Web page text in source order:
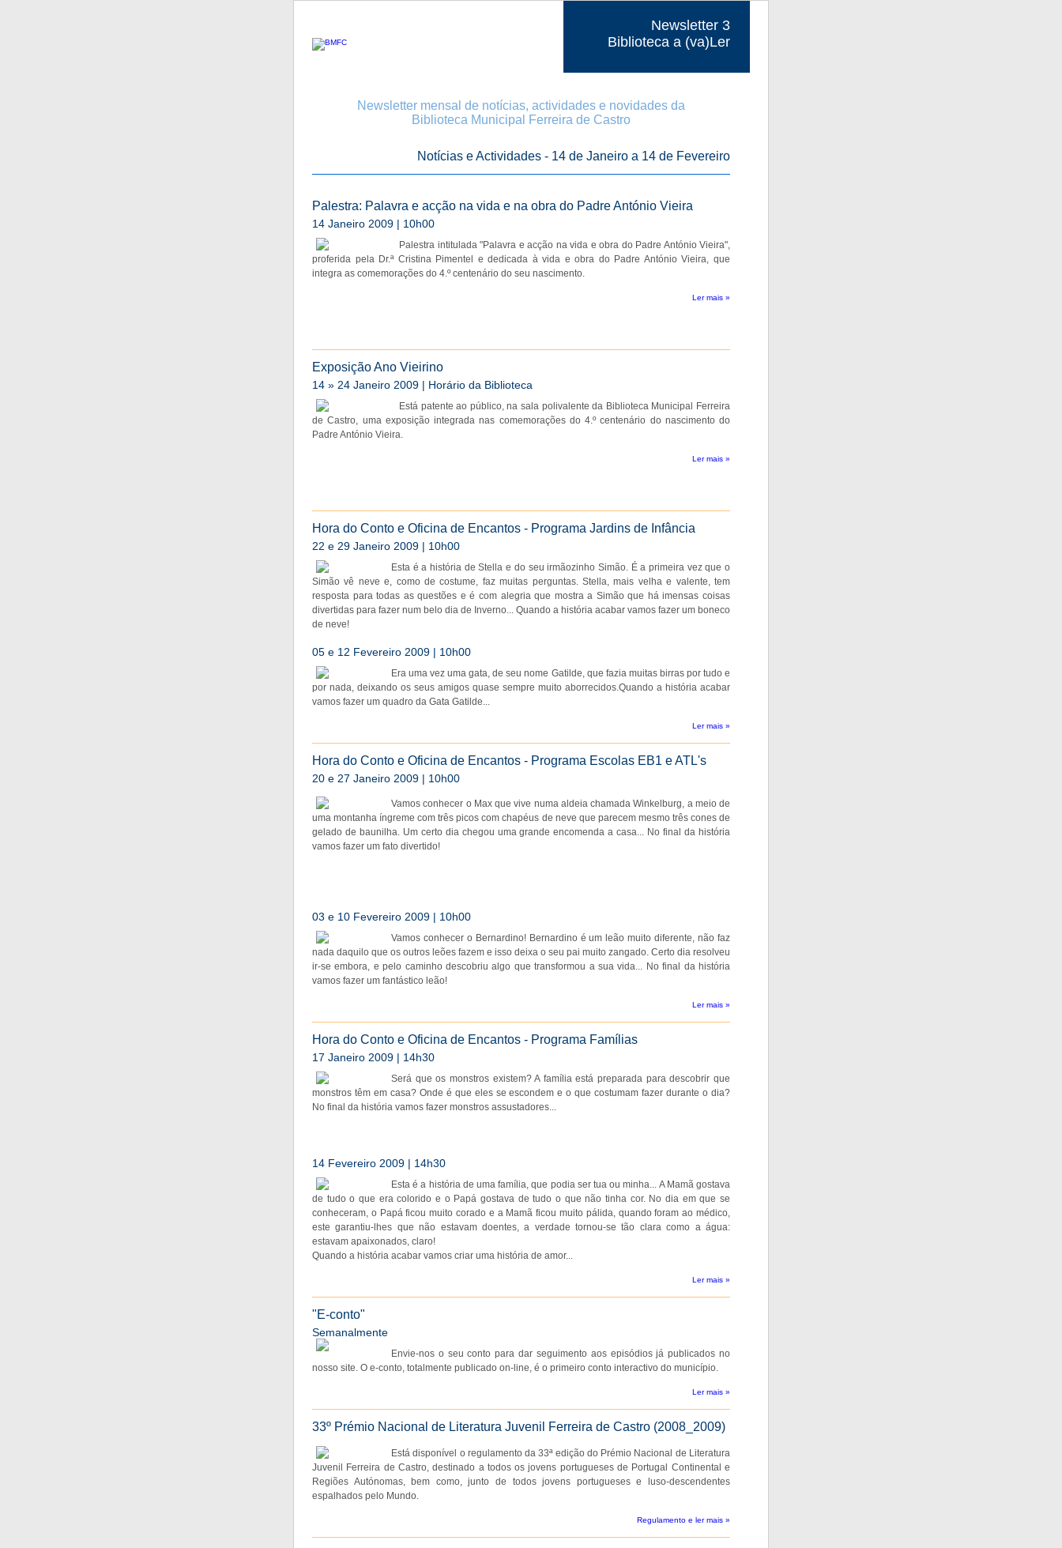
Newsletter 3
Biblioteca a (va)Ler
Newsletter mensal de notícias, actividades e novidades da
Biblioteca Municipal Ferreira de Castro
Notícias e Actividades - 14 de Janeiro a 14 de Fevereiro
Palestra: Palavra e acção na vida e na obra do Padre António Vieira
14 Janeiro 2009 | 10h00
Palestra intitulada "Palavra e acção na vida e obra do Padre António Vieira",
proferida pela Dr.ª Cristina Pimentel e dedicada à vida e obra do Padre António Vieira, que
integra as comemorações do 4.º centenário do seu nascimento.
Ler mais »
Exposição Ano Vieirino
14 » 24 Janeiro 2009 | Horário da Biblioteca
Está patente ao público, na sala polivalente da Biblioteca Municipal Ferreira
de Castro, uma exposição integrada nas comemorações do 4.º centenário do nascimento do
Padre António Vieira.
Ler mais »
Hora do Conto e Oficina de Encantos - Programa Jardins de Infância
22 e 29 Janeiro 2009 | 10h00
Esta é a história de Stella e do seu irmãozinho Simão. É a primeira vez que o
Simão vê neve e, como de costume, faz muitas perguntas. Stella, mais velha e valente, tem
resposta para todas as questões e é com alegria que mostra a Simão que há imensas coisas
divertidas para fazer num belo dia de Inverno... Quando a história acabar vamos fazer um boneco
de neve!
05 e 12 Fevereiro 2009 | 10h00
Era uma vez uma gata, de seu nome Gatilde, que fazia muitas birras por tudo e
por nada, deixando os seus amigos quase sempre muito aborrecidos.Quando a história acabar
vamos fazer um quadro da Gata Gatilde...
Ler mais »
Hora do Conto e Oficina de Encantos - Programa Escolas EB1 e ATL's
20 e 27 Janeiro 2009 | 10h00
Vamos conhecer o Max que vive numa aldeia chamada Winkelburg, a meio de
uma montanha íngreme com três picos com chapéus de neve que parecem mesmo três cones de
gelado de baunilha. Um certo dia chegou uma grande encomenda a casa... No final da história
vamos fazer um fato divertido!
03 e 10 Fevereiro 2009 | 10h00
Vamos conhecer o Bernardino! Bernardino é um leão muito diferente, não faz
nada daquilo que os outros leões fazem e isso deixa o seu pai muito zangado. Certo dia resolveu
ir-se embora, e pelo caminho descobriu algo que transformou a sua vida... No final da história
vamos fazer um fantástico leão!
Ler mais »
Hora do Conto e Oficina de Encantos - Programa Famílias
17 Janeiro 2009 | 14h30
Será que os monstros existem? A família está preparada para descobrir que
monstros têm em casa? Onde é que eles se escondem e o que costumam fazer durante o dia?
No final da história vamos fazer monstros assustadores...
14 Fevereiro 2009 | 14h30
Esta é a história de uma família, que podia ser tua ou minha... A Mamã gostava
de tudo o que era colorido e o Papá gostava de tudo o que não tinha cor. No dia em que se
conheceram, o Papá ficou muito corado e a Mamã ficou muito pálida, quando foram ao médico,
este garantiu-lhes que não estavam doentes, a verdade tornou-se tão clara como a água:
estavam apaixonados, claro!
Quando a história acabar vamos criar uma história de amor...
Ler mais »
"E-conto"
Semanalmente
Envie-nos o seu conto para dar seguimento aos episódios já publicados no
nosso site. O e-conto, totalmente publicado on-line, é o primeiro conto interactivo do município.
Ler mais »
33º Prémio Nacional de Literatura Juvenil Ferreira de Castro (2008_2009)
Está disponível o regulamento da 33ª edição do Prémio Nacional de Literatura
Juvenil Ferreira de Castro, destinado a todos os jovens portugueses de Portugal Continental e
Regiões Autónomas, bem como, junto de todos jovens portugueses e luso-descendentes
espalhados pelo Mundo.
Regulamento e ler mais »